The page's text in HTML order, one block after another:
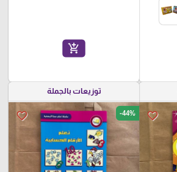
add_shopping_cart
favorite_border
توزيعات بالجملة
favorite_border -44%